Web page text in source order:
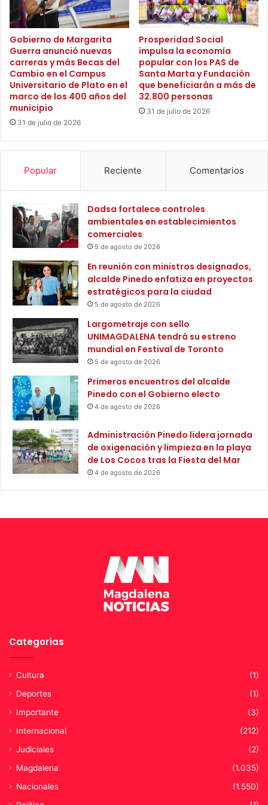
por aprobar las nuevas especialidades médicas, como
ginecología, psiquiatría, en el campo de odontología, entre
otros.
Con estas buenas noticias, se va cumpliendo con las
metas de seguir ampliando cobertura en programas
altamente pertinentes, innovadores, con enfoque y una
perspectiva territorial. Además, para generar resultados
con mayor compromiso, inclusión e innovación con esta
oferta académica que hoy es una realidad y que pronto se
Ministerio de Educación Nacional.
m
b
i
a
n
o
s
:
c
e
c
0
m
b
e
o
n
b
a
o
e
g
a
d
e
8
6
k
i
t
d
u
d
a
c
o
n
a
e
F
o
c
R
T
d
a
g
a
l
n
a
Gobierno de Margarita
Guerra anunció nuevas
carreras y más Becas del
Cambio en el Campus
Universitario de Plato en el
marco de los 400 años del
municipio
31 de julio de 2026
Prosperidad Social
impulsa la economía
popular con los PAS de
Santa Marta y Fundación
que beneficiarán a más de
32.800 personas
31 de julio de 2026
Popular Reciente Comentarios
Dadsa fortalece controles
ambientales en establecimientos
comerciales
5 de agosto de 2026
En reunión con ministros designados,
alcalde Pinedo enfatiza en proyectos
estratégicos para la ciudad
5 de agosto de 2026
Largometraje con sello
UNIMAGDALENA tendrá su estreno
mundial en Festival de Toronto
5 de agosto de 2026
Primeros encuentros del alcalde
Pinedo con el Gobierno electo
4 de agosto de 2026
Administración Pinedo lidera jornada
de oxigenación y limpieza en la playa
de Los Cocos tras la Fiesta del Mar
4 de agosto de 2026
Categorías
Cultura
(1)
Deportes
(1)
Importante
(3)
Internacional
(212)
Judiciales
(2)
Magdalena
(1.035)
Nacionales
(1.550)